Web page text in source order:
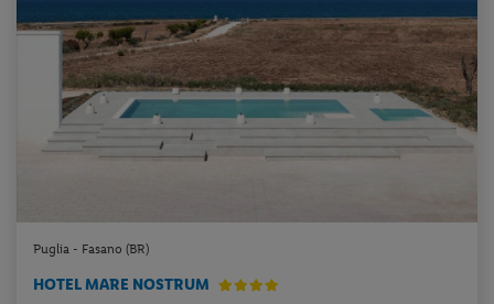
Puglia - Fasano (BR)
HOTEL MARE NOSTRUM